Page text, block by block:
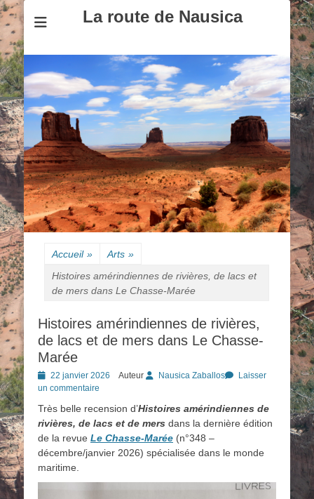
La route de Nausica
Accueil » Arts »
Histoires amérindiennes de rivières, de lacs et
de mers dans Le Chasse-Marée
Histoires amérindiennes de rivières,
de lacs et de mers dans Le Chasse-
Marée
Posted
on
22 janvier 2026 Auteur Nausica Zaballos
Laisser
un commentaire
Très belle recension d’Histoires amérindiennes de
rivières, de lacs et de mers dans la dernière édition
de la revue Le Chasse-Marée (n°348 –
décembre/janvier 2026) spécialisée dans le monde
maritime.